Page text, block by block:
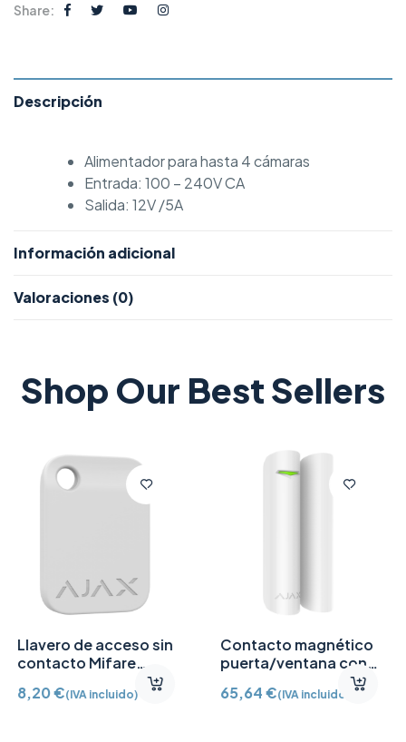
Share:
Descripción
Alimentador para hasta 4 cámaras
Entrada: 100 – 240V CA
Salida: 12V /5A
Información adicional
Valoraciones (0)
Shop Our Best Sellers
Contacto magnético
puerta/ventana con
Detector vibración e
inclinación AJ-
65,64€ (IVA incluido)
Fuente de
alimentación 12V CC
10,91€(IVA incluido)